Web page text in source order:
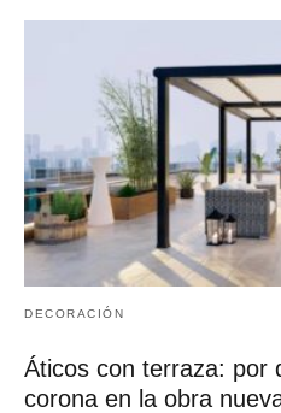
DECORACIÓN
Áticos con terraza: por
corona en la obra